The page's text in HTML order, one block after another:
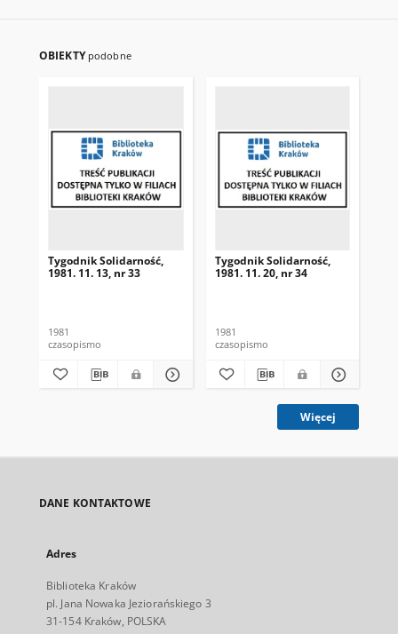
OBIEKTY podobne
Tygodnik Solidarność,
1981. 11. 13, nr 33
1981
czasopismo
Tygodnik Solidarność,
1981. 11. 20, nr 34
1981
czasopismo
Więcej
DANE KONTAKTOWE
Adres
Biblioteka Kraków
pl. Jana Nowaka Jeziorańskiego 3
31-154 Kraków, POLSKA